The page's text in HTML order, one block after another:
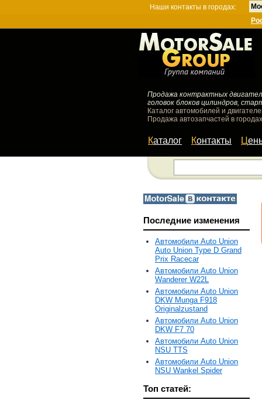
Наши контакты в городах:
Продажа контрактных
головок блоков цилиндров,
Каталог автомобилей и
Продажа автозапчастей в
Каталог Контакты
Последние изменения
Автомобили Auto Union
Auto Union Type D Grand
Prix Racecar
Автомобили Auto Union
Wanderer W22L
Автомобили Auto Union
DKW Munga F918
Originalzustand
Автомобили Auto Union
DKW F7 70
Автомобили Auto Union
NSU TTS
Автомобили Auto Union
NSU Wankel Spider
Топ статей: